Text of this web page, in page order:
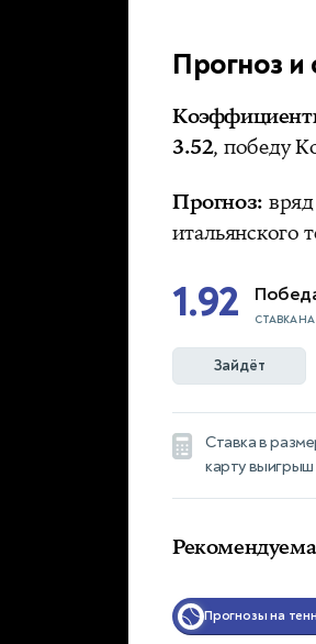
Прогноз и
3.52, победу
Прогноз:
итальянского
1.92 СТАВКА НА
Зайдёт
Ставка в
карту выигрыш
Прогнозы на